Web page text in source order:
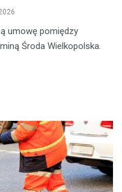
umowę pomiędzy
Środa Wielkopolska.